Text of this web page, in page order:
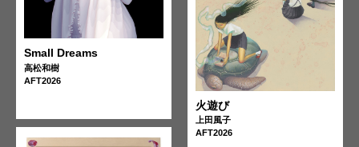
Small Dreams
高松和樹
AFT2026
火遊び
上田風子
AFT2026